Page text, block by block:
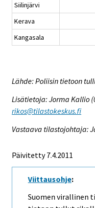
Siilinjärvi
Kerava
Kangasala
Lähde: Poliisin tietoon
Lisätietoja: Jorma Kallio
rikos@tilastokeskus.fi
Vastaava tilastojohtaja:
Päivitetty 7.4.2011
Viittausohje:
Suomen virallinen